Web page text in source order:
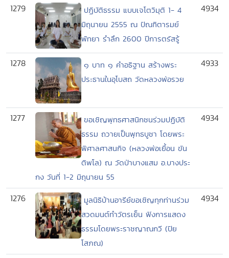
1279
ปฏิบัติธรรม แบบเจโตวิมุติ 1- 4
มิถุนายน 2555 ณ ปัณฑิตารมย์
พัทยา รำลึก 2600 ปีการตรัสรู้
4934
1278
๑ บาท ๑ คำอธิฐาน สร้างพระ
ประธานในอุโบสถ วัดหลวงพ่อรวย
4933
1277
ขอเชิญพุทธศาสนิกชนร่วมปฏิบัติ
ธรรม ถวายเป็นพุทธบูชา โดยพระ
พิศาลศาสนกิจ (หลวงพ่อเยื้อน ขัน
ติพโล) ณ วัดป่าบางแสม อ.บางประ
กง วันที่ 1-2 มิถุนายน 55
4934
1276
มูลนิธิบ้านอารีย์ขอเชิญทุกท่านร่วม
สวดมนต์ทำวัตรเย็น ฟังการแสดง
ธรรมโดยพระราชญาณกวี (ปิย
โสภณ)
4934